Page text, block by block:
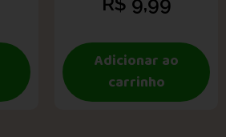
Adicionar ao
carrinho